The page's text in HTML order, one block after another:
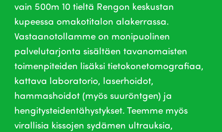
vain 500m 10 tieltä Rengon keskustan
kupeessa omakotitalon alakerrassa.
Vastaanotollamme on monipuolinen
palvelutarjonta sisältäen tavanomaisten
toimenpiteiden lisäksi tietokonetomografiaa,
kattava laboratorio, laserhoidot,
hammashoidot (myös suuröntgen) ja
hengitysteidentähystykset. Teemme myös
virallisia kissojen sydämen ultrauksia,